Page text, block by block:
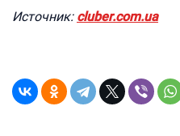
Источник: cluber.com.ua